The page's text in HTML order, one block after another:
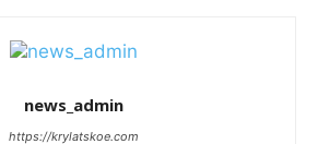
news_admin
https://krylatskoe.com